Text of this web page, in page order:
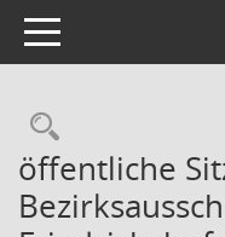
Toggle navigation
öffentliche